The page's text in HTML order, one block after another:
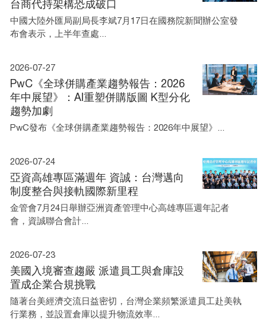
台商代持架構恐成破口
中國大陸外匯局副局長李斌7月17日在國務院新聞辦公室發
布會表示，上半年查處...
2026-07-27
PwC《全球併購產業趨勢報告：2026
年中展望》：AI重塑併購版圖 K型分化
趨勢加劇
PwC發布《全球併購產業趨勢報告：2026年中展望》...
2026-07-24
亞資高雄專區滿週年 資誠：台灣邁向
制度整合與接軌國際新里程
金管會7月24日舉辦亞洲資產管理中心高雄專區週年記者
會，資誠聯合會計...
2026-07-23
美國入境審查趨嚴 派遣員工與倉庫設
置成企業合規挑戰
隨著台美經濟交流日益密切，台灣企業頻繁派遣員工赴美執
行業務，並設置倉庫以提升物流效率...